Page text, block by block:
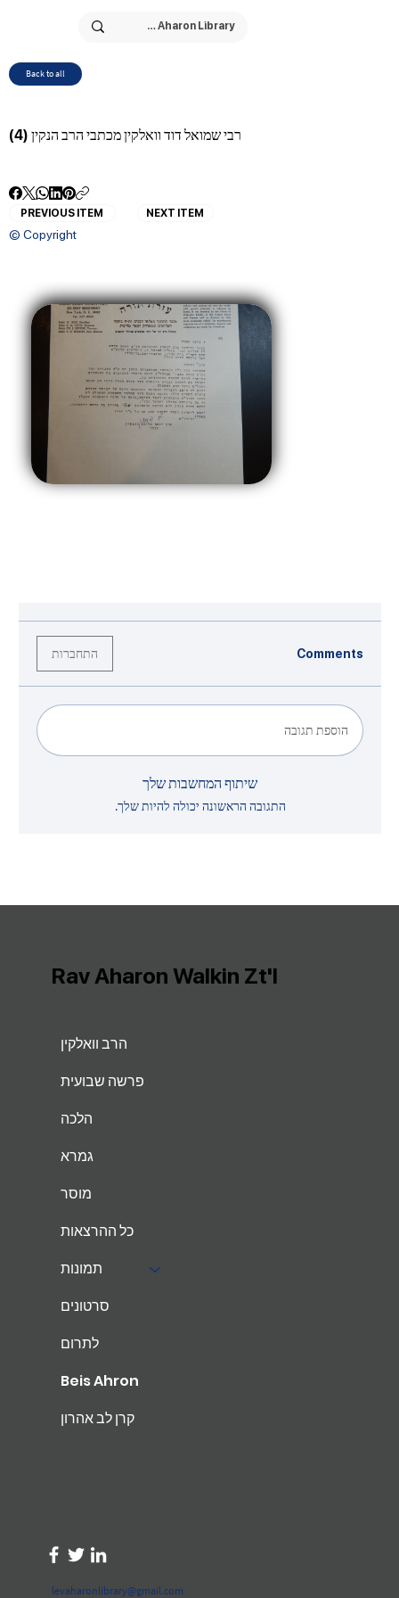
Back to all
רבי שמואל דוד וואלקין מכתבי הרב הנקין (4)
PREVIOUS ITEM NEXT ITEM
© Copyright
Comments התחברות
הוספת תגובה
שיתוף המחשבות שלך
התגובה הראשונה יכולה להיות שלך.
הרב וואלקין
פרשה שבועית
הלכה
גמרא
מוסר
כל ההרצאות
תמונות
סרטונים
לתרום
Beis Ahron
קרן לב אהרון
levaharonlibrary@gmail.com
Rav Aharon Walkin Zt'l